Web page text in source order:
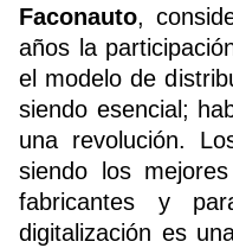
Faconauto,
años la
el modelo de
siendo esencial;
una revolución.
siendo los
fabricantes y
digitalización es